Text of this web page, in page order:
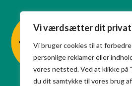
Vi værdsætter dit
Vi bruger cookies til at
personlige reklamer eller
vores netsted. Ved at klikke på
du dit samtykke til vores brug